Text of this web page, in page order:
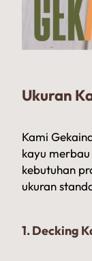
Ukuran
Kami
kayu
kebutuhan
ukuran
1. Decking